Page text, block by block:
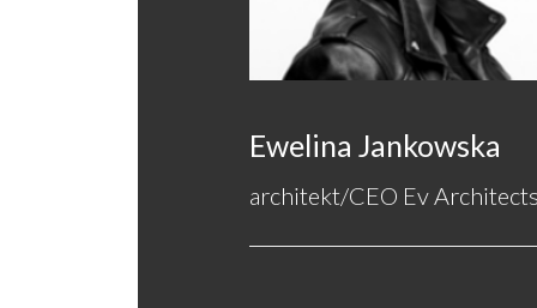
Ewelina Jankowska
architekt/CEO Ev